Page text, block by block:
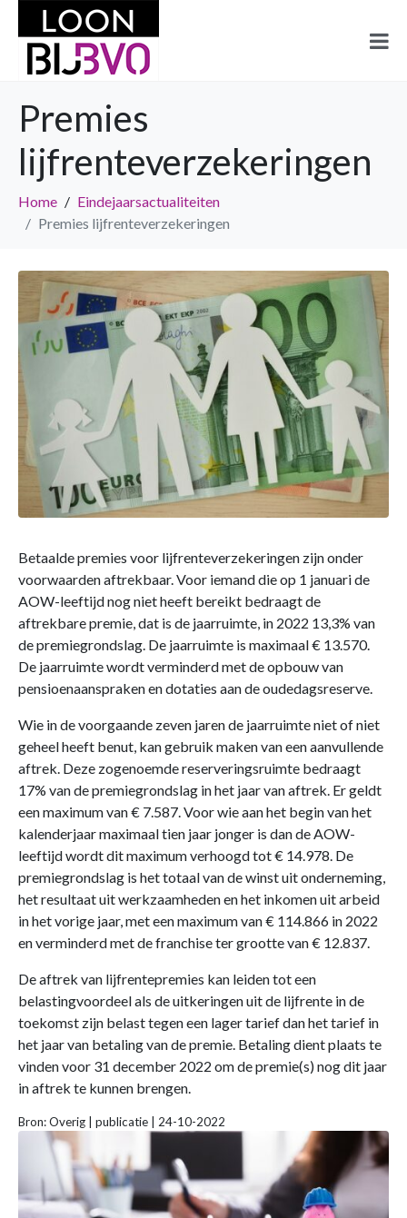
Premies
lijfrenteverzekeringen
Home
Eindejaarsactualiteiten
Premies lijfrenteverzekeringen
Betaalde premies voor lijfrenteverzekeringen zijn onder
voorwaarden aftrekbaar. Voor iemand die op 1 januari de
AOW-leeftijd nog niet heeft bereikt bedraagt de
aftrekbare premie, dat is de jaarruimte, in 2022 13,3% van
de premiegrondslag. De jaarruimte is maximaal € 13.570.
De jaarruimte wordt verminderd met de opbouw van
pensioenaanspraken en dotaties aan de oudedagsreserve.
Wie in de voorgaande zeven jaren de jaarruimte niet of niet
geheel heeft benut, kan gebruik maken van een aanvullende
aftrek. Deze zogenoemde reserveringsruimte bedraagt
17% van de premiegrondslag in het jaar van aftrek. Er geldt
een maximum van € 7.587. Voor wie aan het begin van het
kalenderjaar maximaal tien jaar jonger is dan de AOW-
leeftijd wordt dit maximum verhoogd tot € 14.978. De
premiegrondslag is het totaal van de winst uit onderneming,
het resultaat uit werkzaamheden en het inkomen uit arbeid
in het vorige jaar, met een maximum van € 114.866 in 2022
en verminderd met de franchise ter grootte van € 12.837.
De aftrek van lijfrentepremies kan leiden tot een
belastingvoordeel als de uitkeringen uit de lijfrente in de
toekomst zijn belast tegen een lager tarief dan het tarief in
het jaar van betaling van de premie. Betaling dient plaats te
vinden voor 31 december 2022 om de premie(s) nog dit jaar
in aftrek te kunnen brengen.
Bron: Overig | publicatie | 24-10-2022